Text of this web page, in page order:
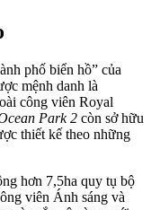
phố biển hồ” của
mệnh danh là
công viên Royal
Park 2 còn sở hữu
thiết kế theo những
hơn 7,5ha quy tụ bộ
viên Ánh sáng và